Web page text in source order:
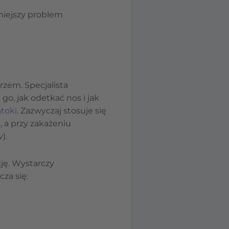
problem
Specjalista
jak odetkać nos i jak
. Zazwyczaj stosuje się
przy zakażeniu
Wystarczy
się: